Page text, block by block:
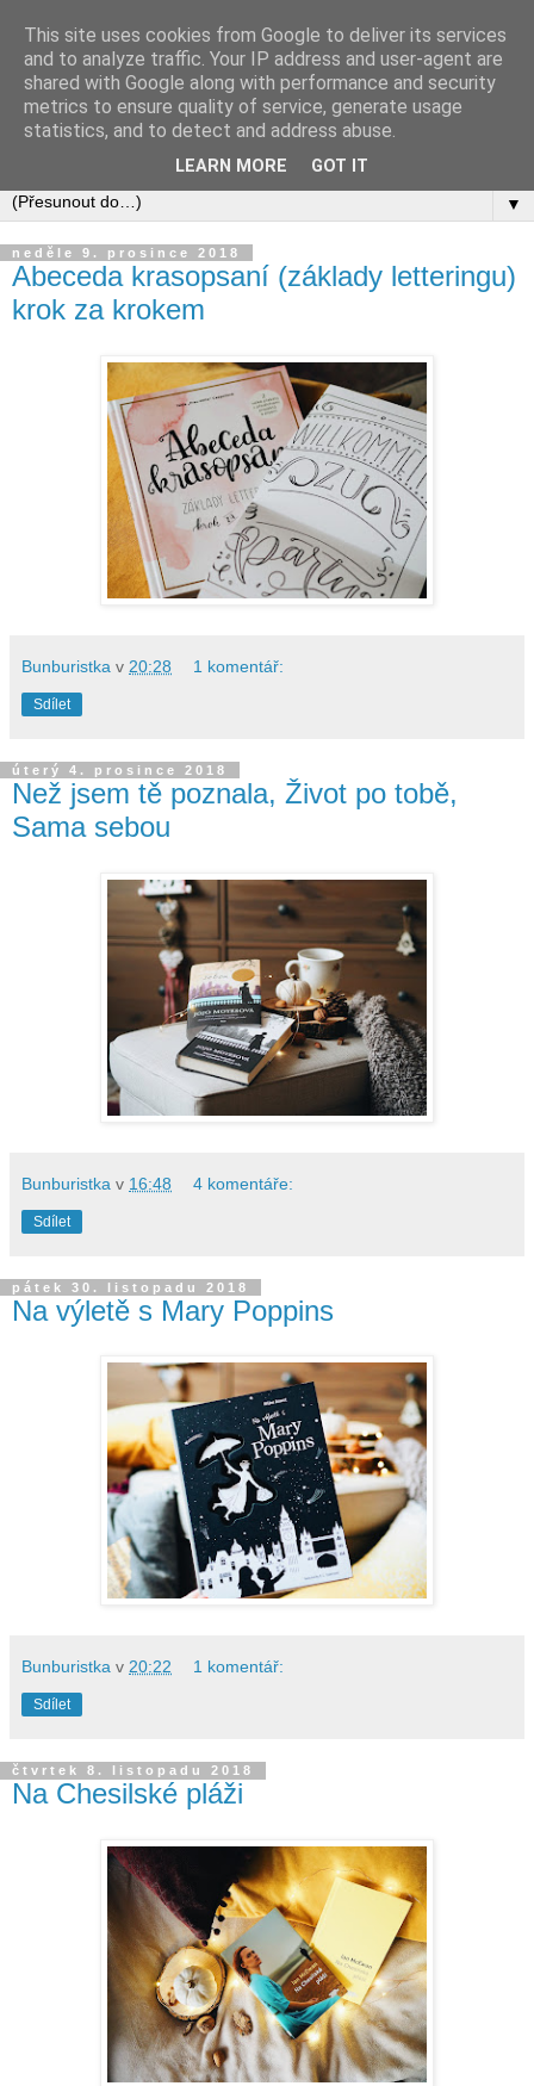
▼
neděle 9. prosince 2018
Abeceda krasopsaní (základy letteringu)
krok za krokem
Bunburistka v 20:28 1 komentář:
Sdílet
úterý 4. prosince 2018
Než jsem tě poznala, Život po tobě,
Sama sebou
Bunburistka v 16:48 4 komentáře:
Sdílet
pátek 30. listopadu 2018
Na výletě s Mary Poppins
Bunburistka v 20:22 1 komentář:
Sdílet
čtvrtek 8. listopadu 2018
Na Chesilské pláži
This site uses cookies from Google to deliver its services
and to analyze traffic. Your IP address and user-agent are
shared with Google along with performance and security
metrics to ensure quality of service, generate usage
statistics, and to detect and address abuse.
LEARN MORE GOT IT